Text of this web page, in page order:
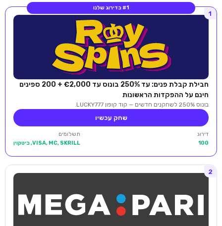
#1 בדירוג שלנו
1
חבילת קבלת פנים: עד 250% בונוס עד €2,000 + 200 ספינים
חינם על ההפקדות הראשונות
בונוס 250% לשחקנים חדשים — קוד קופון LUCKY777.
שחק עכשיו
דירוג
100
תשלומים
VISA, MC, SKRILL, ביטקוין
2